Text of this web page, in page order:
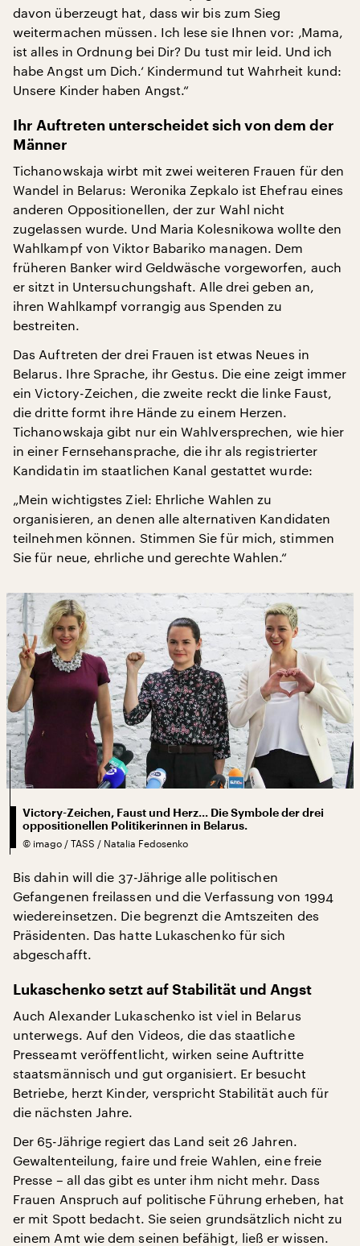
davon überzeugt hat, dass wir bis zum Sieg
weitermachen müssen. Ich lese sie Ihnen vor: ‚Mama,
ist alles in Ordnung bei Dir? Du tust mir leid. Und ich
habe Angst um Dich.‘ Kindermund tut Wahrheit kund:
Unsere Kinder haben Angst.“
Ihr Auftreten unterscheidet sich von dem der
Männer
Tichanowskaja wirbt mit zwei weiteren Frauen für den
Wandel in Belarus: Weronika Zepkalo ist Ehefrau eines
anderen Oppositionellen, der zur Wahl nicht
zugelassen wurde. Und Maria Kolesnikowa wollte den
Wahlkampf von Viktor Babariko managen. Dem
früheren Banker wird Geldwäsche vorgeworfen, auch
er sitzt in Untersuchungshaft. Alle drei geben an,
ihren Wahlkampf vorrangig aus Spenden zu
bestreiten.
Das Auftreten der drei Frauen ist etwas Neues in
Belarus. Ihre Sprache, ihr Gestus. Die eine zeigt immer
ein Victory-Zeichen, die zweite reckt die linke Faust,
die dritte formt ihre Hände zu einem Herzen.
Tichanowskaja gibt nur ein Wahlversprechen, wie hier
in einer Fernsehansprache, die ihr als registrierter
Kandidatin im staatlichen Kanal gestattet wurde:
„Mein wichtigstes Ziel: Ehrliche Wahlen zu
organisieren, an denen alle alternativen Kandidaten
teilnehmen können. Stimmen Sie für mich, stimmen
Sie für neue, ehrliche und gerechte Wahlen.“
Victory-Zeichen, Faust und Herz... Die Symbole der drei
oppositionellen Politikerinnen in Belarus.
© imago / TASS / Natalia Fedosenko
Bis dahin will die 37-Jährige alle politischen
Gefangenen freilassen und die Verfassung von 1994
wiedereinsetzen. Die begrenzt die Amtszeiten des
Präsidenten. Das hatte Lukaschenko für sich
abgeschafft.
Lukaschenko setzt auf Stabilität und Angst
Auch Alexander Lukaschenko ist viel in Belarus
unterwegs. Auf den Videos, die das staatliche
Presseamt veröffentlicht, wirken seine Auftritte
staatsmännisch und gut organisiert. Er besucht
Betriebe, herzt Kinder, verspricht Stabilität auch für
die nächsten Jahre.
Der 65-Jährige regiert das Land seit 26 Jahren.
Gewaltenteilung, faire und freie Wahlen, eine freie
Presse – all das gibt es unter ihm nicht mehr. Dass
Frauen Anspruch auf politische Führung erheben, hat
er mit Spott bedacht. Sie seien grundsätzlich nicht zu
einem Amt wie dem seinen befähigt, ließ er wissen.